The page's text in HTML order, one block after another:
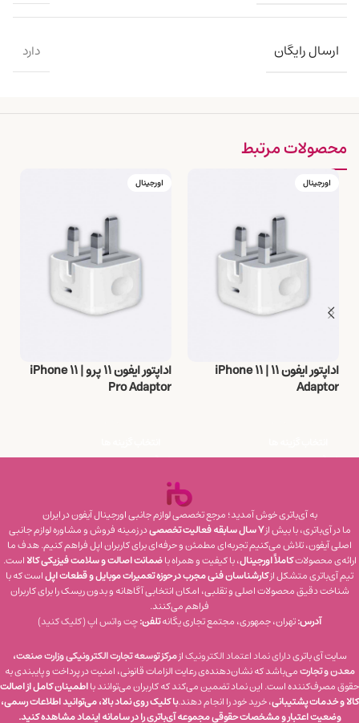
ارسال رایگان دارد
محصولات مرتبط
اورجینال
اداپتور ایفون ۱۱ | iPhone 11
Adaptor
اورجینال
اداپتور ایفون ۱۱ پرو | iPhone 11
Pro Adaptor
به آی‌باتری خوش آمدید؛ مرجع تخصصی لوازم جانبی اورجینال آیفون در ایران
ما در آی‌باتری، با بیش از۷ سال سابقه فعالیت تخصصی
در زمینه فروش و مشاوره لوازم جانبی
اصلی آیفون، تلاش می‌کنیم تجربه‌ای مطمئن و حرفه‌ای برای کاربران اپل فراهم کنیم. هدف ما
ارائه‌ی محصولاتکاملاً اورجینال، با کیفیت و همراه باضمانت اصالت و سلامت فیزیکی کالااست.
تیم آی‌باتری متشکل ازکارشناسان فنی مجرب در حوزه تعمیرات موبایل و قطعات اپلاست که با
شناخت دقیق محصولات اصلی و تقلبی، امکان انتخابی آگاهانه و بدون ریسک را برای کاربران
فراهم می‌کنند.
آدرس:تهران، جمهوری، مجتمع تجاری یگانهتلفن:چت واتس‌ اپ (کلیک کنید)
سایت آی باتریدارای نماد اعتماد الکترونیکازمرکز توسعه تجارت الکترونیکی وزارت صنعت،
معدن و تجارتمی‌باشد که نشان‌دهنده‌ی رعایت الزامات قانونی، امنیت در پرداخت و پایبندی به
حقوق مصرف‌کننده است. این نماد تضمین می‌کند که کاربران می‌توانند بااطمینان کامل از اصالت
کالا و خدمات پشتیبانی، خرید خود را انجام دهند.با کلیک روی نماد بالا، می‌توانید اطلاعات رسمی،
وضعیت اعتبار و مشخصات حقوقی مجموعه آی‌باتری را در سامانه اینماد مشاهده کنید.